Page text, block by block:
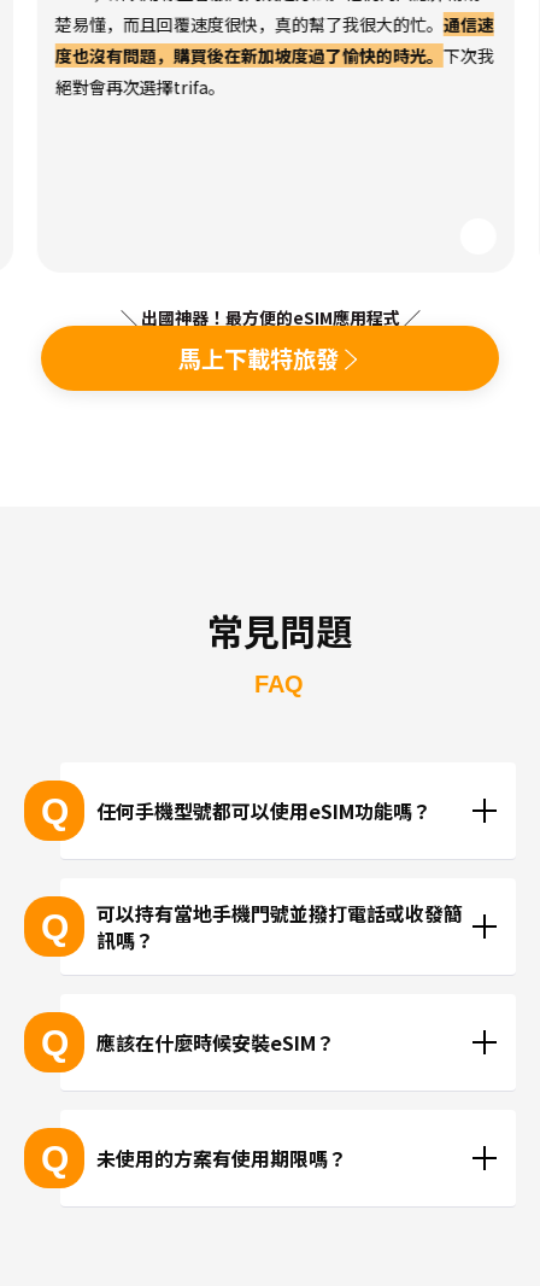
楚易懂，而且回覆速度很快，真的幫了我很大的忙。 通信速
度也沒有問題，購買後在新加坡度過了愉快的時光。 下次我
絕對會再次選擇trifa。
＼ 出國神器！最方便的eSIM應用程式 ／
馬上下載特旅發
常見問題
FAQ
Q 任何手機型號都可以使用eSIM功能嗎？
※產品推陳出新，可能無法列出所有最新的型號。
※無法透過個別的查詢確認您的設備是否支援eSIM功
能。
Q
可以持有當地手機門號並撥打電話或收發簡
訊嗎？
LINE或Instagram等使用網路連線進行通話。
Q 應該在什麼時候安裝eSIM？
問題。若擔心當地機場的WiFi速度不夠快，建議您在
國內完成安裝和設定，在當地進行切換eSIM即可。
Q 未使用的方案有使用期限嗎？